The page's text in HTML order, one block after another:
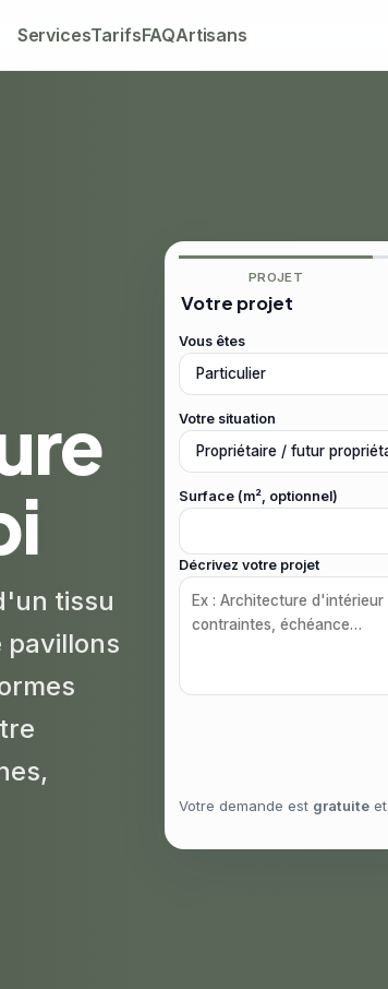
ServicesTarifsFAQArtisans
tissu
pavillons
PROJET
Votre projet
Vous êtes
Votre situation
Surface (m², optionnel)
Décrivez votre projet
Votre demande est gratuite et